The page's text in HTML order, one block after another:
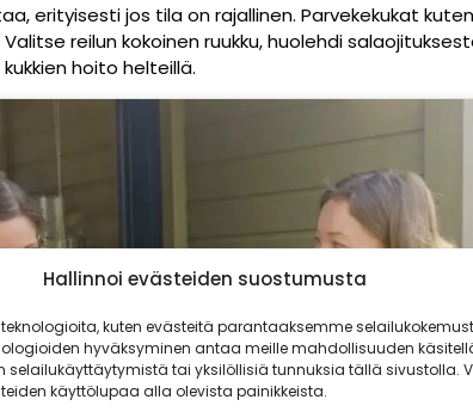
Hallinnoi evästeiden suostumusta
kuten evästeitä parantaaksemme
hyväksyminen antaa meille mahdollisuuden
selailukäyttäytymistä tai yksilöllisiä tunnuksia tällä sivustolla.
käyttölupaa alla olevista painikkeista.
erityisesti jos tila on rajallinen. Parvekekukat
reilun kokoinen ruukku, huolehdi
hoito helteillä.
Paina tästä markkinointi hyväksyäksesi
markkinointievästeet ja ottaaksesi